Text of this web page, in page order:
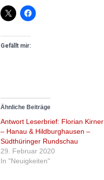
Gefällt mir:
Ähnliche Beiträge
Antwort Leserbrief: Florian Kirner
– Hanau & Hildburghausen –
Südthüringer Rundschau
29. Februar 2020
In "Neuigkeiten"